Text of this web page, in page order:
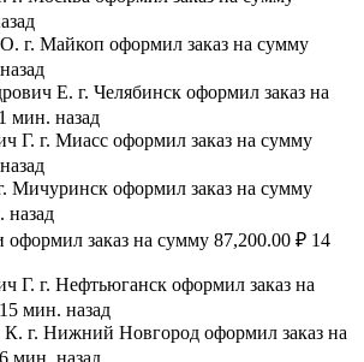
г. Майкоп оформил заказ на сумму
Е. г. Челябинск оформил заказ на
мин. назад
Г. г. Миасс оформил заказ на сумму
Мичуринск оформил заказ на сумму
назад
заказ на сумму 87,200.00 ₽ 14
Г. г. Нефтьюганск оформил заказ на
мин. назад
г. Нижний Новгород оформил заказ на
мин. назад